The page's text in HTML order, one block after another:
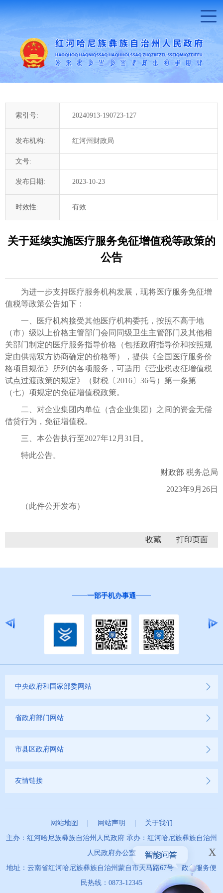
索引号: 20240913-190723-127
发布机构: 红河州财政局
文号:
发布日期: 2023-10-23
时效性: 有效
关于延续实施医疗服务免征增值税等政策的
公告
为进一步支持医疗服务机构发展，现将医疗服务免征增
值税等政策公告如下：
一、医疗机构接受其他医疗机构委托，按照不高于地
（市）级以上价格主管部门会同同级卫生主管部门及其他相
关部门制定的医疗服务指导价格（包括政府指导价和按照规
定由供需双方协商确定的价格等），提供《全国医疗服务价
格项目规范》所列的各项服务，可适用《营业税改征增值税
试点过渡政策的规定》（财税〔2016〕36号）第一条第
（七）项规定的免征增值税政策。
二、对企业集团内单位（含企业集团）之间的资金无偿
借贷行为，免征增值税。
三、本公告执行至2027年12月31日。
特此公告。
财政部 税务总局
2023年9月26日
（此件公开发布）
收藏
一部手机办事通
中央政府和国家部委网站
省政府部门网站
市县区政府网站
友情链接
网站地图 网站声明
关于我们
主办：红河哈尼族彝族自治州人民政府 承办：红河哈尼族彝族自治州
人民政府办公室
地址：云南省红河哈尼族彝族自治州蒙自市天马路67号 政务服务便
民热线：0873-12345
x